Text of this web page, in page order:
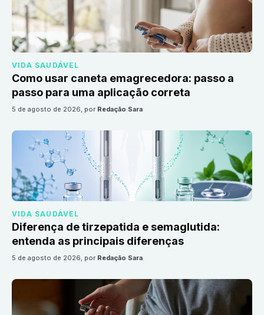
VIDA SAUDÁVEL
Como usar caneta emagrecedora: passo a
passo para uma aplicação correta
5 de agosto de 2026, por Redação Sara
VIDA SAUDÁVEL
Diferença de tirzepatida e semaglutida:
entenda as principais diferenças
5 de agosto de 2026, por Redação Sara